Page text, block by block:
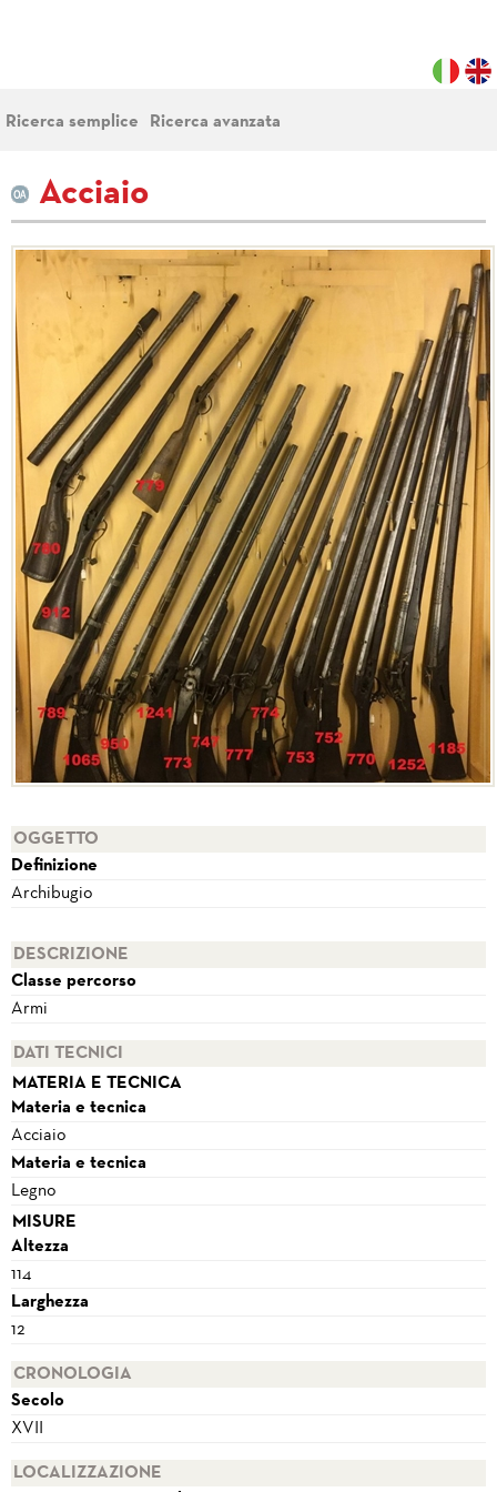
Ricerca semplice Ricerca avanzata
Acciaio
OGGETTO
Definizione
Archibugio
DESCRIZIONE
Classe percorso
Armi
DATI TECNICI
MATERIA E TECNICA
Materia e tecnica
Acciaio
Materia e tecnica
Legno
MISURE
Altezza
114
Larghezza
12
CRONOLOGIA
Secolo
XVII
LOCALIZZAZIONE